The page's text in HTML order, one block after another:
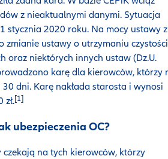
z nieaktualnymi danymi. Sytuacja
stycznia 2020 roku. Na mocy ustawy z
zmianie ustawy o utrzymaniu
oraz niektórych innych ustaw (Dz.U.
karę dla kierowców, którzy
dni. Karę nakłada starosta i wynosi
zł.[1]
ubezpieczenia OC?
czekają na tych kierowców, którzy